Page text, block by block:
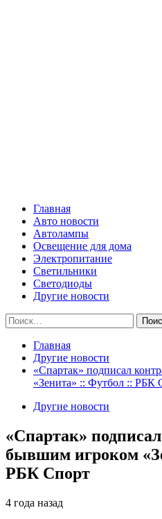
Главная
Авто новости
Автолампы
Освещение для дома
Электропитание
Светильники
Светодиоды
Другие новости
Найти:
Главная
Другие новости
«Спартак» подписал
«Зенита» :: Футбол :: РБК
Другие новости
«Спартак»
бывшим игроком
РБК Спорт
4 года назад